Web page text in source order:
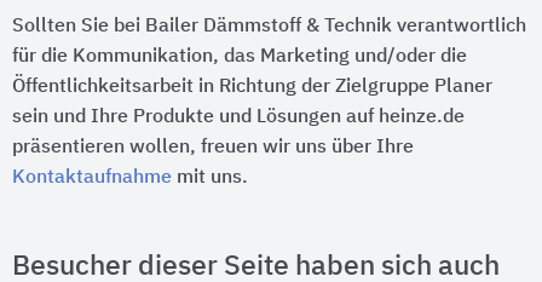
Sollten Sie bei Bailer Dämmstoff & Technik verantwortlich
für die Kommunikation, das Marketing und/oder die
Öffentlichkeitsarbeit in Richtung der Zielgruppe Planer
sein und Ihre Produkte und Lösungen auf heinze.de
präsentieren wollen, freuen wir uns über Ihre
Kontaktaufnahme mit uns.
Besucher dieser Seite haben sich auch